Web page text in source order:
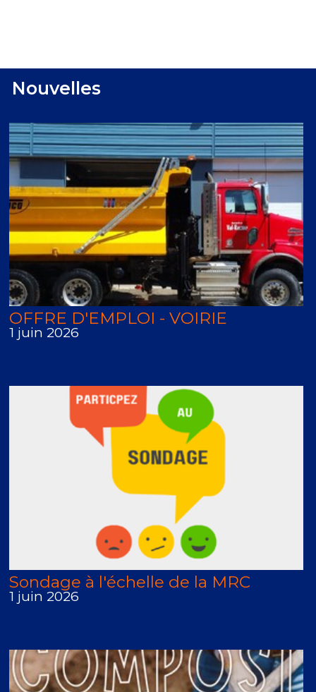
Nouvelles
OFFRE D'EMPLOI - VOIRIE
1 juin 2026
Sondage à l'échelle de la MRC
1 juin 2026